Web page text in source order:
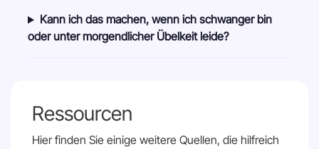
Kann ich das machen, wenn ich schwanger bin
oder unter morgendlicher Übelkeit leide?
Ressourcen
Hier finden Sie einige weitere Quellen, die hilfreich